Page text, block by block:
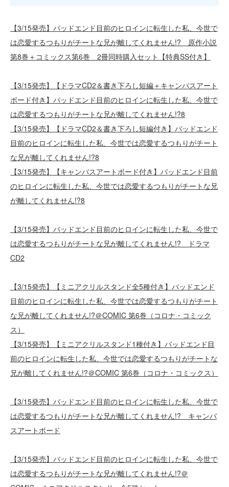
【3/15発売】バッドエンド目前のヒロインに転生した私、今世で
は恋愛するつもりがチートな兄が離してくれません!? 原作小説
第8巻＋コミックス第6巻 2冊同時購入セット【特典SS付き】
【3/15発売】【ドラマCD2＆書き下ろし短編＋キャンバスアート
ボード付き】バッドエンド目前のヒロインに転生した私、今世で
は恋愛するつもりがチートな兄が離してくれません!?8
【3/15発売】【ドラマCD2＆書き下ろし短編付き】バッドエンド
目前のヒロインに転生した私、今世では恋愛するつもりがチート
な兄が離してくれません!?8
【3/15発売】【キャンバスアートボード付き】バッドエンド目前
のヒロインに転生した私、今世では恋愛するつもりがチートな兄
が離してくれません!?8
【3/15発売】バッドエンド目前のヒロインに転生した私、今世で
は恋愛するつもりがチートな兄が離してくれません!? ドラマ
CD2
【3/15発売】【ミニアクリルスタンド全5種付き】バッドエンド
目前のヒロインに転生した私、今世では恋愛するつもりがチート
な兄が離してくれません!?＠COMIC 第6巻（コロナ・コミック
ス）
【3/15発売】【ミニアクリルスタンド1種付き】バッドエンド目
前のヒロインに転生した私、今世では恋愛するつもりがチートな
兄が離してくれません!?＠COMIC 第6巻（コロナ・コミックス）
【3/15発売】バッドエンド目前のヒロインに転生した私、今世で
は恋愛するつもりがチートな兄が離してくれません!? キャンバ
スアートボード
【3/15発売】バッドエンド目前のヒロインに転生した私、今世で
は恋愛するつもりがチートな兄が離してくれません!?＠